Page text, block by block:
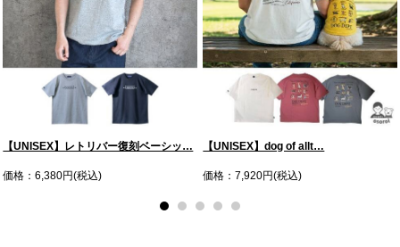
【UNISEX】レトリバー復刻ベーシッ…
価格：6,380円(税込)
【UNISEX】dog of allt…
価格：7,920円(税込)